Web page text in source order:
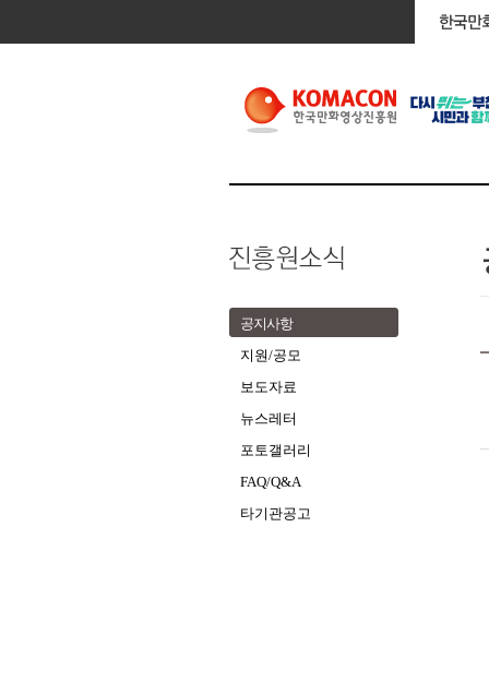
공지사항
지원/공모
보도자료
뉴스레터
포토갤러리
FAQ/Q&A
타기관공고